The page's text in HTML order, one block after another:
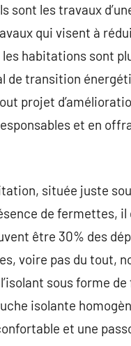
sont les travaux
qui visent à
habitations sont
de transition
projet
et en
située juste
de fermettes,
être 30% des
voire pas du tout,
sous forme
isolante
et une